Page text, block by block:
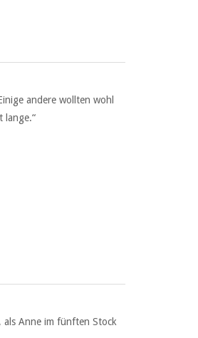
andere wollten wohl
lange.“
als Anne im fünften Stock